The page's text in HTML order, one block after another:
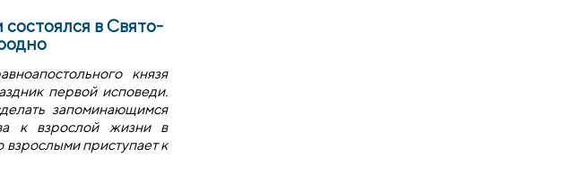
в Свято-
князя
первой исповеди.
запоминающимся
к взрослой жизни в
взрослыми приступает к